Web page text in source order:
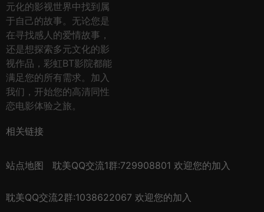
元化的影视世界中找到属
于自己的故事。无论您是
在寻找感人的爱情故事，
还是想探索多元文化的影
视作品，彩虹BT影院都能
满足您的所有需求。加入
我们，开始您的高清同性
恋电影体验之旅。
相关链接
站点地图 耽美QQ交流1群:729908801 欢迎您的加入
耽美QQ交流2群:1038622067 欢迎您的加入